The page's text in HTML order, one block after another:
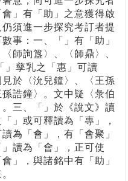
」有「助」之意獲得啟
須進一步探究考訂者提
事：一、「」有「助」
師詢簋〉、〈師鼎〉、
」孳乳之「惠」可讀
於〈沇兒鐘〉、〈王孫
誥鐘〉。文中疑〈彔伯
三、「」於《說文》讀
」或可釋讀為「專」，
為「會」，有「會聚」
讀為「會」，正可使
」，與諸銘中有「助」